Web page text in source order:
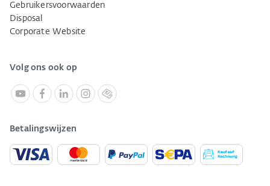
Gebruikersvoorwaarden
Disposal
Corporate Website
Volg ons ook op
Betalingswijzen